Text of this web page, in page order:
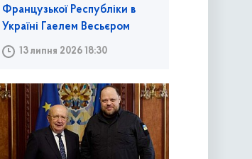
Французької Республіки в
Україні Гаелем Весьєром
13 липня 2026 18:30